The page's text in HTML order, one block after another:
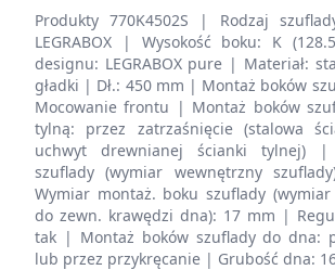
Produkty 770K4502S | Rodzaj
LEGRABOX | Wysokość boku: K
designu: LEGRABOX pure | Materiał:
gładki | Dł.: 450 mm | Montaż boków
Mocowanie frontu | Montaż boków
tylną: przez zatrzaśnięcie (stalowa
uchwyt drewnianej ścianki tylnej) |
szuflady (wymiar wewnętrzny
Wymiar montaż. boku szuflady
do zewn. krawędzi dna): 17 mm |
tak | Montaż boków szuflady do dna:
lub przez przykręcanie | Grubość dna: